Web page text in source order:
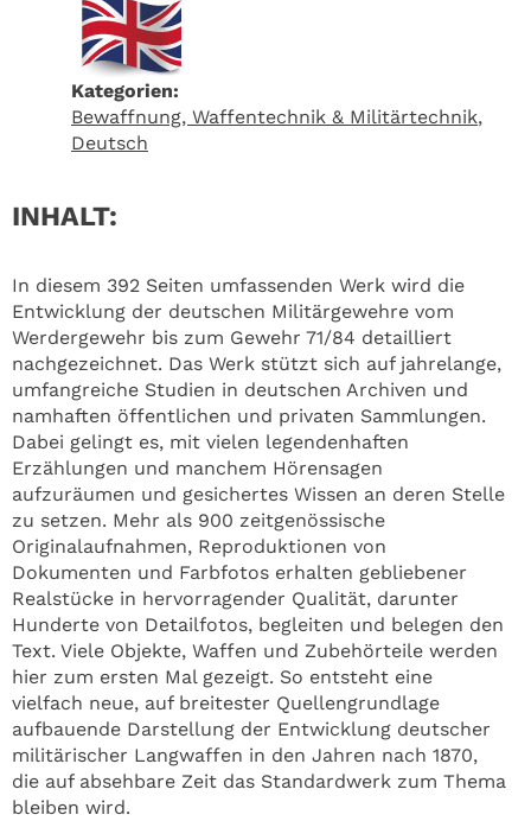
Kategorien:
Bewaffnung, Waffentechnik & Militärtechnik,
Deutsch
INHALT:
In diesem 392 Seiten umfassenden Werk wird die
Entwicklung der deutschen Militärgewehre vom
Werdergewehr bis zum Gewehr 71/84 detailliert
nachgezeichnet. Das Werk stützt sich auf jahrelange,
umfangreiche Studien in deutschen Archiven und
namhaften öffentlichen und privaten Sammlungen.
Dabei gelingt es, mit vielen legendenhaften
Erzählungen und manchem Hörensagen
aufzuräumen und gesichertes Wissen an deren Stelle
zu setzen. Mehr als 900 zeitgenössische
Originalaufnahmen, Reproduktionen von
Dokumenten und Farbfotos erhalten gebliebener
Realstücke in hervorragender Qualität, darunter
Hunderte von Detailfotos, begleiten und belegen den
Text. Viele Objekte, Waffen und Zubehörteile werden
hier zum ersten Mal gezeigt. So entsteht eine
vielfach neue, auf breitester Quellengrundlage
aufbauende Darstellung der Entwicklung deutscher
militärischer Langwaffen in den Jahren nach 1870,
die auf absehbare Zeit das Standardwerk zum Thema
bleiben wird.